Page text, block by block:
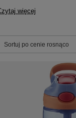
więcej
Zmień sortowanie
Sortuj po cenie rosnąco